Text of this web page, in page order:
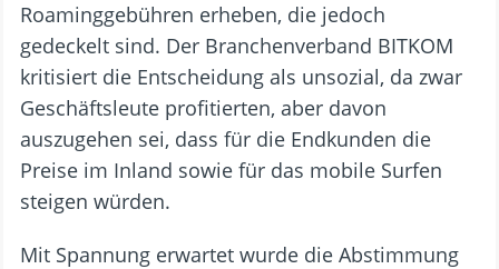
Roaminggebühren erheben, die jedoch
gedeckelt sind. Der Branchenverband BITKOM
kritisiert die Entscheidung als unsozial, da zwar
Geschäftsleute profitierten, aber davon
auszugehen sei, dass für die Endkunden die
Preise im Inland sowie für das mobile Surfen
steigen würden.
Mit Spannung erwartet wurde die Abstimmung